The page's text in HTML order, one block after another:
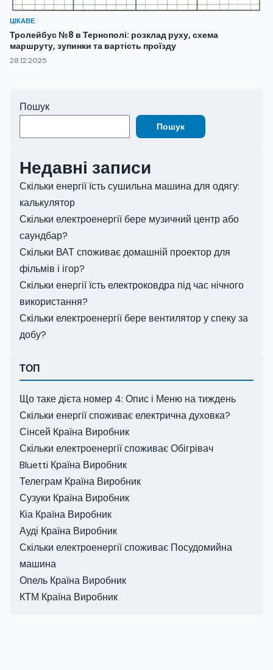
ЦІКАВЕ
Тролейбус №8 в Тернополі: розклад руху, схема
маршруту, зупинки та вартість проїзду
28.12.2025
Пошук
Пошук
Недавні записи
Скільки енергії їсть сушильна машина для одягу:
калькулятор
Скільки електроенергії бере музичний центр або
саундбар?
Скільки ВАТ споживає домашній проектор для
фільмів і ігор?
Скільки енергії їсть електроковдра під час нічного
використання?
Скільки електроенергії бере вентилятор у спеку за
добу?
ТОП
Що таке дієта номер 4: Опис і Меню на тиждень
Скільки енергії споживає електрична духовка?
Сінсей Країна Виробник
Скільки електроенергії споживає Обігрівач
Bluetti Країна Виробник
Телеграм Країна Виробник
Сузуки Країна Виробник
Кіа Країна Виробник
Ауді Країна Виробник
Скільки електроенергії споживає Посудомийна
машина
Опель Країна Виробник
КТМ Країна Виробник